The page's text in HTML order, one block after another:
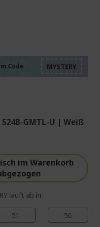
Code
GMTL-U | Weiß
im Warenkorb
läuft ab in:
51 49